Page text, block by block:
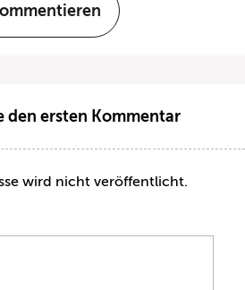
den ersten Kommentar
wird nicht veröffentlicht.